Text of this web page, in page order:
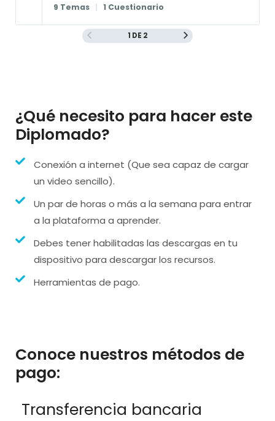
9 Temas | 1 Cuestionario
1 DE 2
¿Qué necesito para hacer este
Diplomado?
Conexión a internet (Que sea capaz de cargar
un video sencillo).
Un par de horas o más a la semana para entrar
a la plataforma a aprender.
Debes tener habilitadas las descargas en tu
dispositivo para descargar los recursos.
Herramientas de pago.
Conoce nuestros métodos de
pago:
Transferencia bancaria